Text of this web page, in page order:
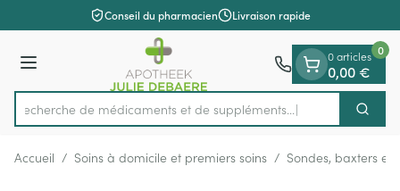
Aller au contenu
1 de 1Conseil du pharmacien Livraison rapide
Menu
Rechercher
Recherche de médicaments et de
0 articles
0,00 €
0
Accueil / Soins à domicile et premiers soins / Sondes, baxters et